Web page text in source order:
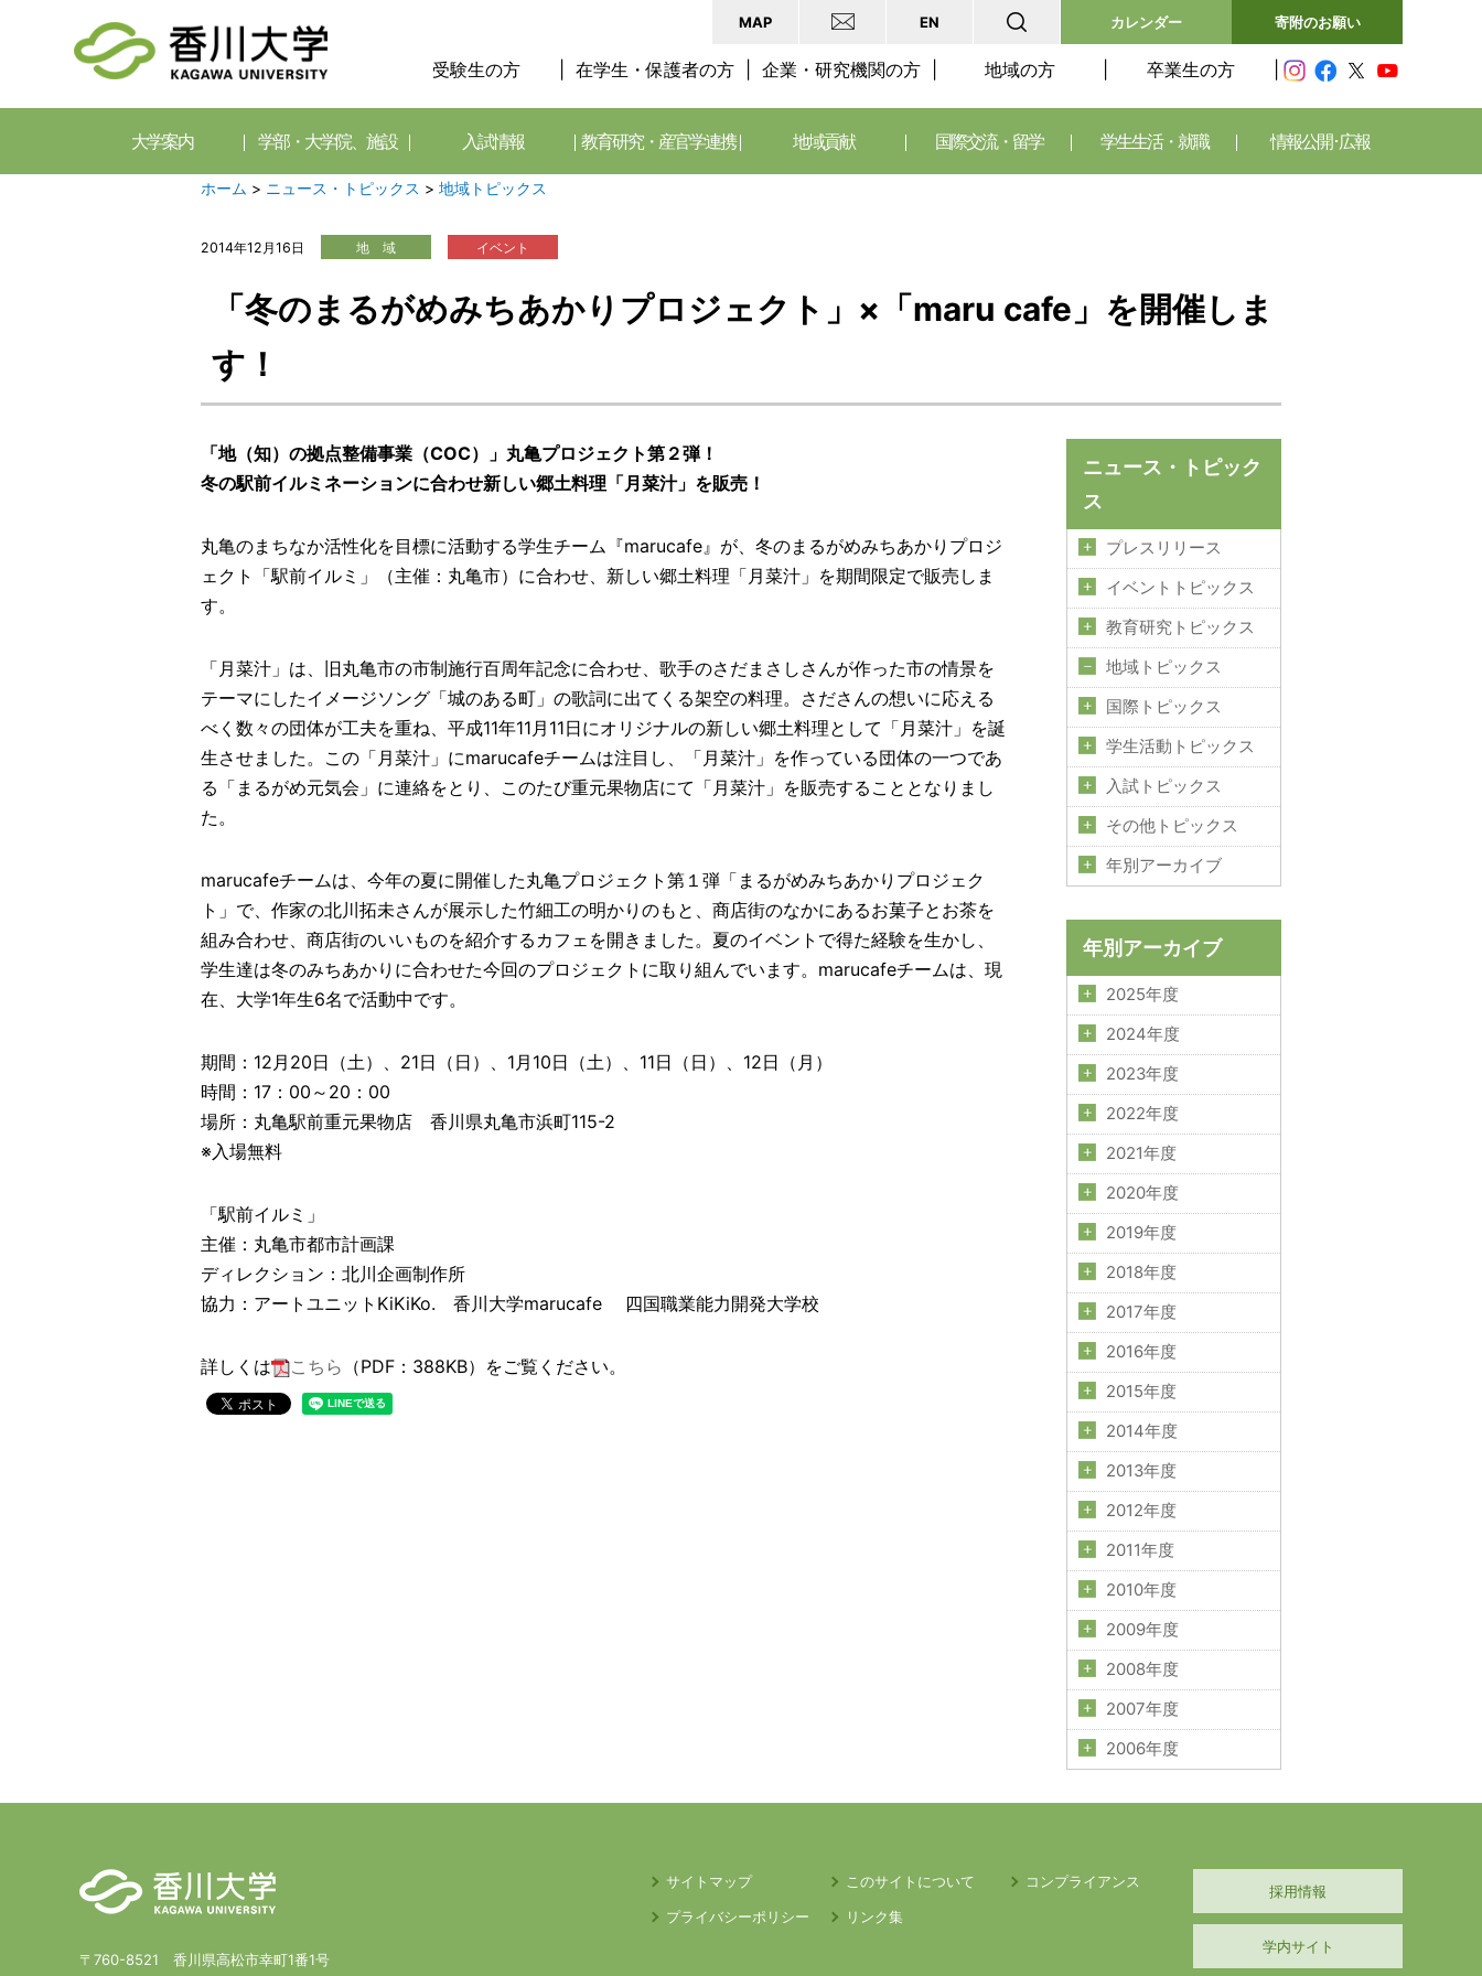
MAP EN カレンダー 寄附のお願い
受験生の方 在学生・保護者の方 企業・研究機関の方 地域の方 卒業生の方
大学案内 学部・大学院、施設 入試情報 教育研究・産官学連携 地域貢献 国際交流・留学 学生生活・就職 情報公開･広報
ホーム > ニュース・トピックス > 地域トピックス
2014年12月16日 地 域 イベント
「冬のまるがめみちあかりプロジェクト」×「maru cafe」を開催しま
す！
「地（知）の拠点整備事業（COC）」丸亀プロジェクト第２弾！
冬の駅前イルミネーションに合わせ新しい郷土料理「月菜汁」を販売！
丸亀のまちなか活性化を目標に活動する学生チーム『marucafe』が、冬のまるがめみちあかりプロジ
ェクト「駅前イルミ」（主催：丸亀市）に合わせ、新しい郷土料理「月菜汁」を期間限定で販売しま
す。
「月菜汁」は、旧丸亀市の市制施行百周年記念に合わせ、歌手のさだまさしさんが作った市の情景を
テーマにしたイメージソング「城のある町」の歌詞に出てくる架空の料理。さださんの想いに応える
べく数々の団体が工夫を重ね、平成11年11月11日にオリジナルの新しい郷土料理として「月菜汁」を誕
生させました。この「月菜汁」にmarucafeチームは注目し、「月菜汁」を作っている団体の一つであ
る「まるがめ元気会」に連絡をとり、このたび重元果物店にて「月菜汁」を販売することとなりまし
た。
marucafeチームは、今年の夏に開催した丸亀プロジェクト第１弾「まるがめみちあかりプロジェク
ト」で、作家の北川拓未さんが展示した竹細工の明かりのもと、商店街のなかにあるお菓子とお茶を
組み合わせ、商店街のいいものを紹介するカフェを開きました。夏のイベントで得た経験を生かし、
学生達は冬のみちあかりに合わせた今回のプロジェクトに取り組んでいます。marucafeチームは、現
在、大学1年生6名で活動中です。
期間：12月20日（土）、21日（日）、1月10日（土）、11日（日）、12日（月）
時間：17：00～20：00
場所：丸亀駅前重元果物店 香川県丸亀市浜町115-2
※入場無料
「駅前イルミ」
主催：丸亀市都市計画課
ディレクション：北川企画制作所
協力：アートユニットKiKiKo. 香川大学marucafe 四国職業能力開発大学校
詳しくは こちら （PDF：388KB）をご覧ください。
ニュース・トピック
ス
プレスリリース
イベントトピックス
教育研究トピックス
地域トピックス
国際トピックス
学生活動トピックス
入試トピックス
その他トピックス
年別アーカイブ
年別アーカイブ
2025年度
2024年度
2023年度
2022年度
2021年度
2020年度
2019年度
2018年度
2017年度
2016年度
2015年度
2014年度
2013年度
2012年度
2011年度
2010年度
2009年度
2008年度
2007年度
2006年度
〒760-8521 香川県高松市幸町1番1号
サイトマップ このサイトについて
コンプライアンス
プライバシーポリシー
リンク集
採用情報
学内サイト